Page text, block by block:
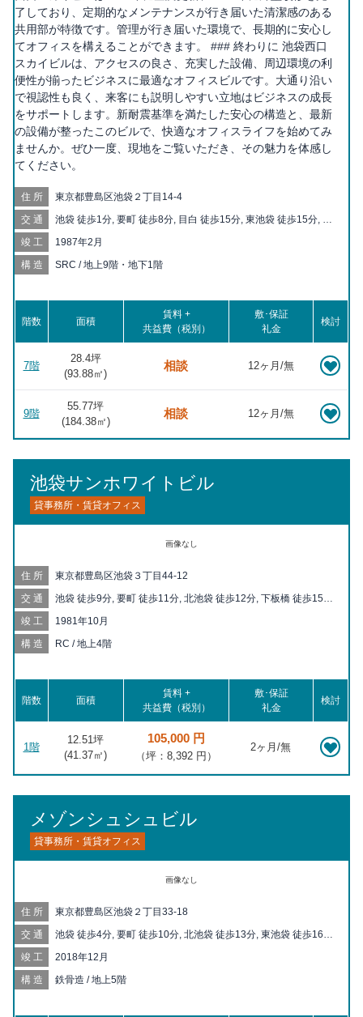
了しており、定期的なメンテナンスが行き届いた清潔感のある
共用部が特徴です。管理が行き届いた環境で、長期的に安心し
てオフィスを構えることができます。 ### 終わりに 池袋西口
スカイビルは、アクセスの良さ、充実した設備、周辺環境の利
便性が揃ったビジネスに最適なオフィスビルです。大通り沿い
で視認性も良く、来客にも説明しやすい立地はビジネスの成長
をサポートします。新耐震基準を満たした安心の構造と、最新
の設備が整ったこのビルで、快適なオフィスライフを始めてみ
ませんか。ぜひ一度、現地をご覧いただき、その魅力を体感し
てください。
住所 東京都豊島区池袋２丁目14-4
交通
池袋 徒歩1分, 要町 徒歩8分, 目白 徒歩15分, 東池袋 徒歩15分, 北
谷 徒歩19分, 東池袋四丁目 徒歩19分, 鬼子母神前 徒歩19分, 千川
徒歩20分
竣工 1987年2月
構造 SRC / 地上9階・地下1階
階数 面積
賃料 +
共益費（税別）
敷･保証
礼金
検討
7階
28.4坪
(93.88㎡)
相談 12ヶ月/無
9階
55.77坪
(184.38㎡)
相談 12ヶ月/無
池袋サンホワイトビル
貸事務所・賃貸オフィス
画像なし
住所 東京都豊島区池袋３丁目44-12
交通
池袋 徒歩9分, 要町 徒歩11分, 北池袋 徒歩12分, 下板橋 徒歩15分,
歩19分
竣工 1981年10月
構造 RC / 地上4階
階数 面積
賃料 +
共益費（税別）
敷･保証
礼金
検討
1階
12.51坪
(41.37㎡)
105,000 円
（坪：8,392 円）
2ヶ月/無
メゾンシュシュビル
貸事務所・賃貸オフィス
画像なし
住所 東京都豊島区池袋２丁目33-18
交通
池袋 徒歩4分, 要町 徒歩10分, 北池袋 徒歩13分, 東池袋 徒歩16分,
徒歩19分, 板橋 徒歩19分, 東池袋四丁目 徒歩20分, 大山 徒歩20
分, 雑司が谷 徒歩20分
竣工 2018年12月
構造 鉄骨造 / 地上5階